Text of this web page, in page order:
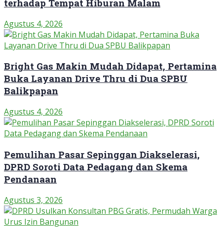
terhadap Tempat Hiburan Malam
Agustus 4, 2026
Bright Gas Makin Mudah Didapat, Pertamina
Buka Layanan Drive Thru di Dua SPBU
Balikpapan
Agustus 4, 2026
Pemulihan Pasar Sepinggan Diakselerasi,
DPRD Soroti Data Pedagang dan Skema
Pendanaan
Agustus 3, 2026